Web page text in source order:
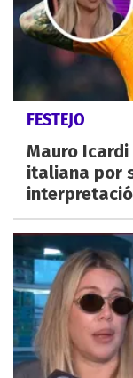
FESTEJO
Mauro
italiana por